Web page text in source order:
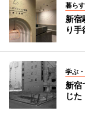
暮ら
新宿
り
学ぶ
新宿
じ